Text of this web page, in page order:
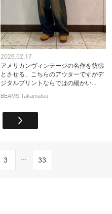
2026.02.17
アメリカンヴィンテージの名作を彷彿
とさせる、こちらのアウターですがデ
ジタルプリントならではの細かい...
BEAMS Takamatsu
3 ... 33